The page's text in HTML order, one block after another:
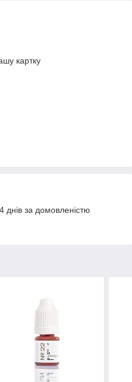
картку
за домовленістю